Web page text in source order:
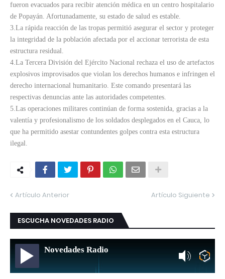
fueron evacuados para recibir atención médica en un centro hospitalario
de Popayán. Afortunadamente, su estado de salud es estable.
3.La rápida reacción de las tropas permitió asegurar el sector y proteger
la integridad de la población afectada por el accionar terrorista de esta
estructura residual.
4.La Tercera División del Ejército Nacional rechaza el uso de artefactos
explosivos improvisados que violan los derechos humanos e infringen el
derecho internacional humanitario. Este comando presentará las
respectivas denuncias ante las autoridades competentes.
5.Las operaciones militares continúan de forma sostenida, gracias a la
valentía y profesionalismo de los soldados desplegados en el Cauca, lo
que ha permitido asestar contundentes golpes contra esta estructura
ilegal.
Artículo Anterior Artículo Siguiente
ESCUCHA NOVEDADES RADIO
Novedades Radio